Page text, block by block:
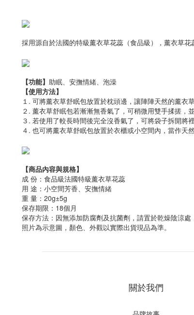
採用源自於法國的特級薰衣草花蕊（食品級），薰衣草
【功能】 助眠、安撫情緒、泡澡
【使用方法】
１. 可將薰衣草舒眠包放置於枕頭邊，讓陣陣天然的薰衣
２. 薰衣草舒眠包若漸漸無香氣了，可稍微用雙手揉搓，
３. 若使用了較長時間後完全沒香氣了，可將袋子拆開將
４. 也可將薰衣草舒眠包放置於衣櫃或小空間內，當作天
【商品內容與規格】
成 份：食品級法國特級薰衣草花蕊
用 途：小空間芳香、安撫情緒
重 量：20g±5g
保存期限：18個月
保存方法：因無添加防腐劑及抗菌劑，請置於乾燥陰涼處
照片為示意圖，顏色、外觀以實際出貨現品為準。
關於我們